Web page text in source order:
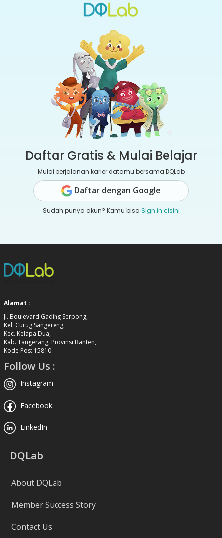
Daftar Gratis & Mulai Belajar
Mulai perjalanan karier datamu bersama DQLab
Daftar dengan Google
Sudah punya akun? Kamu bisa Sign in disini
Alamat :
Jl. Boulevard Gading Serpong,
Kel. Curug Sangereng,
Kec. Kelapa Dua,
Kab. Tangerang, Provinsi Banten,
Kode Pos: 15810
Follow Us :
Instagram
Facebook
LinkedIn
DQLab
About DQLab
Member Success Story
Contact Us